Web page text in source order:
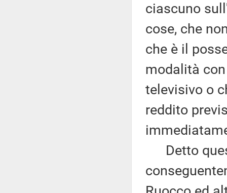
ciascuno
cose, che
che è il
modalità
televisivo o
reddito
Detto